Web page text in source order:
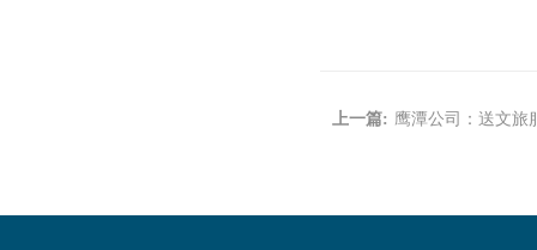
上一篇: 鹰潭公司：送文旅